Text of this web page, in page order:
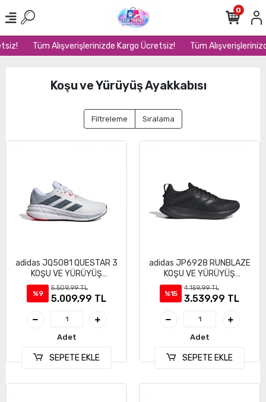
Tüm Alışverişlerinizde Kargo Ücretsiz! Tüm
0
Koşu ve Yürüyüş Ayakkabısı
Filtreleme Sıralama
adidas JQ5081 QUESTAR 3
KOŞU VE YÜRÜYÜŞ
AYAKKABI
%9
5.509,99 TL
5.009,99 TL
Adet
SEPETE EKLE
adidas JP6928 RUNBLAZE
KOŞU VE YÜRÜYÜŞ
AYAKKABI
%15
4.159,99 TL
3.539,99 TL
Adet
SEPETE EKLE